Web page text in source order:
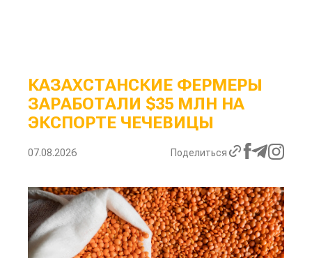
КАЗАХСТАНСКИЕ ФЕРМЕРЫ
ЗАРАБОТАЛИ $35 МЛН НА
ЭКСПОРТЕ ЧЕЧЕВИЦЫ
07.08.2026 Поделиться